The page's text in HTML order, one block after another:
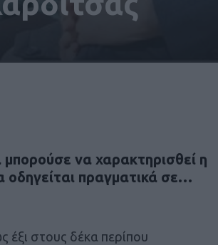
να χαρακτηρισθεί η
οδηγείται πραγματικά σε…
στους δέκα περίπου